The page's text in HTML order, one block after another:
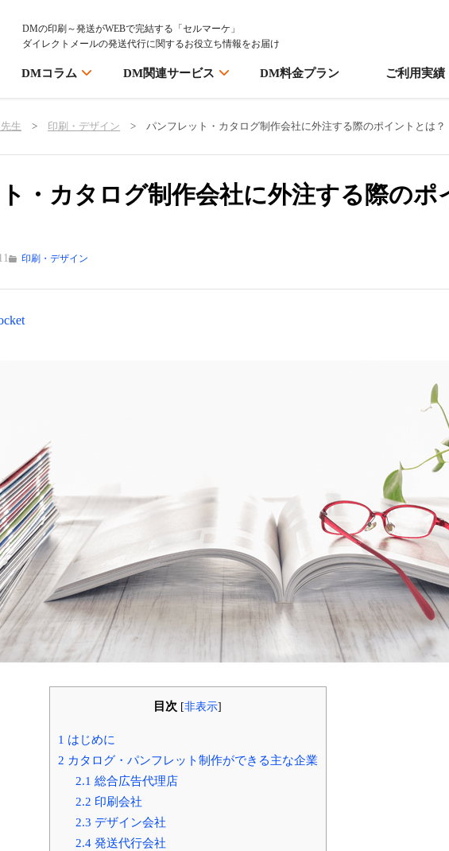
DMの印刷～発送がWEBで完結する「セルマーケ」
ダイレクトメールの発送代行に関するお役立ち情報をお届け
DMコラム DM関連サービス DM料金プラン ご利用実績
生 > 印刷・デザイン > パンフレット・カタログ制作会社に外注する際のポイントとは？
・カタログ制作会社に外注する際のポ
印刷・デザイン
目次 [非表示]
1 はじめに
2 カタログ・パンフレット制作ができる主な企業
2.1 総合広告代理店
2.2 印刷会社
2.3 デザイン会社
2.4 発送代行会社